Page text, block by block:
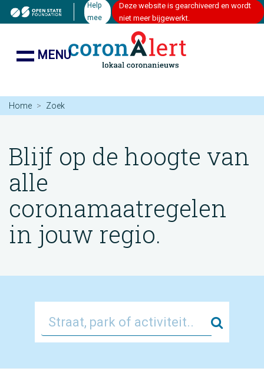
Help
mee
Deze website is gearchiveerd en wordt
niet meer bijgewerkt.
MENU
Home Zoek
Blijf op de hoogte van
alle
coronamaatregelen
in jouw regio.
Zoek